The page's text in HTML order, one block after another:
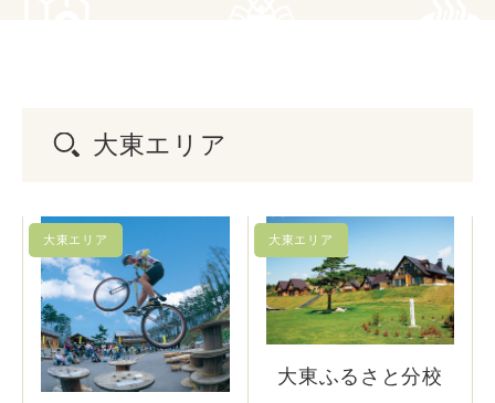
大東エリア
大東ふるさと分校